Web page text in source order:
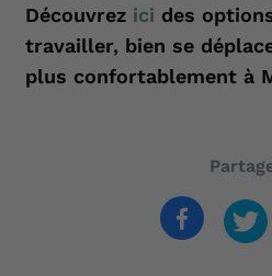
Découvrez ici des
travailler, bien se
plus confortablement à